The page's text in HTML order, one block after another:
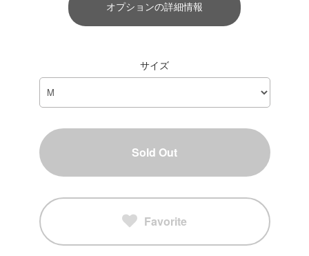
オプションの詳細情報
サイズ
Sold Out
Favorite